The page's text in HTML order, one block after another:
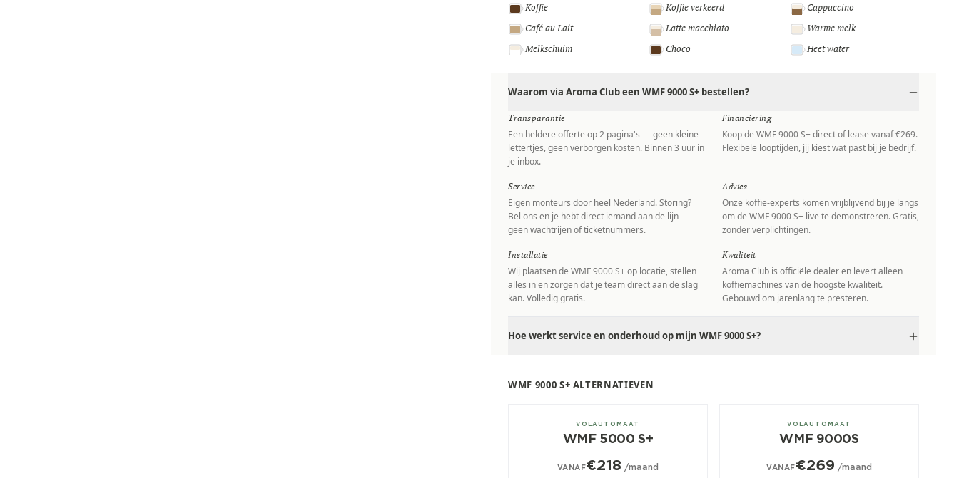
Koffie
Koffie verkeerd
Cappuccino
Café au Lait
Latte macchiato
Warme melk
Melkschuim
Choco Heet water
Waarom via Aroma Club een WMF 9000 S+ bestellen?
Transparantie
Een heldere offerte op 2 pagina's — geen kleine
lettertjes, geen verborgen kosten. Binnen 3 uur in
je inbox.
Financiering
Koop de WMF 9000 S+ direct of lease vanaf €269.
Flexibele looptijden, jij kiest wat past bij je bedrijf.
Service
Eigen monteurs door heel Nederland. Storing?
Bel ons en je hebt direct iemand aan de lijn —
geen wachtrijen of ticketnummers.
Advies
Onze koffie-experts komen vrijblijvend bij je langs
om de WMF 9000 S+ live te demonstreren. Gratis,
zonder verplichtingen.
Installatie
Wij plaatsen de WMF 9000 S+ op locatie, stellen
alles in en zorgen dat je team direct aan de slag
kan. Volledig gratis.
Kwaliteit
Aroma Club is officiële dealer en levert alleen
koffiemachines van de hoogste kwaliteit.
Gebouwd om jarenlang te presteren.
Hoe werkt service en onderhoud op mijn WMF 9000 S+?
WMF 9000 S+ ALTERNATIEVEN
± 250/dagVOLAUTOMAAT
WMF 5000 S+
VANAF€218 /maand
± 350/dagVOLAUTOMAAT
WMF 9000S
VANAF€269 /maand